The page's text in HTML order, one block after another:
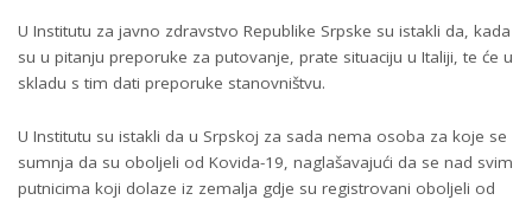
U Institutu za javno zdravstvo Republike Srpske su istakli da, kada
su u pitanju preporuke za putovanje, prate situaciju u Italiji, te će u
skladu s tim dati preporuke stanovništvu.
U Institutu su istakli da u Srpskoj za sada nema osoba za koje se
sumnja da su oboljeli od Kovida-19, naglašavajući da se nad svim
putnicima koji dolaze iz zemalja gdje su registrovani oboljeli od